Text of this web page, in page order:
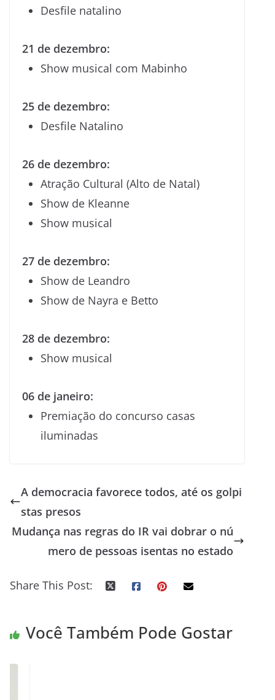
Desfile natalino
21 de dezembro:
Show musical com Mabinho
25 de dezembro:
Desfile Natalino
26 de dezembro:
Atração Cultural (Alto de Natal)
Show de Kleanne
Show musical
27 de dezembro:
Show de Leandro
Show de Nayra e Betto
28 de dezembro:
Show musical
06 de janeiro:
Premiação do concurso casas
iluminadas
A democracia favorece todos, até os golpi
stas presos
Mudança nas regras do IR vai dobrar o nú
mero de pessoas isentas no estado
Share This Post:
Você Também Pode Gostar